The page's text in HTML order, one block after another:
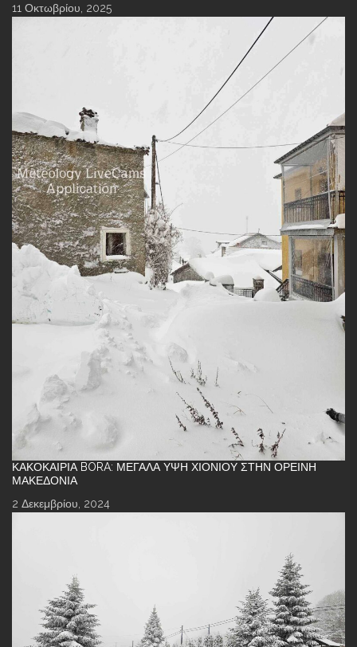
11 Οκτωβρίου, 2025
ΚΑΚΟΚΑΙΡΊΑ BORA: ΜΕΓΆΛΑ ΎΨΗ ΧΙΟΝΙΟΎ ΣΤΗΝ ΟΡΕΙΝΉ
ΜΑΚΕΔΟΝΊΑ
2 Δεκεμβρίου, 2024